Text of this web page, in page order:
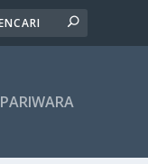
PARIWARA